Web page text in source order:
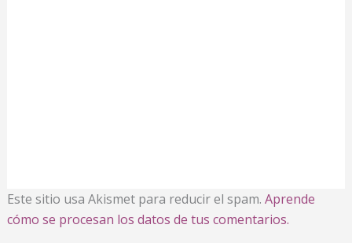
Este sitio usa Akismet para reducir el spam. Aprende
cómo se procesan los datos de tus comentarios.